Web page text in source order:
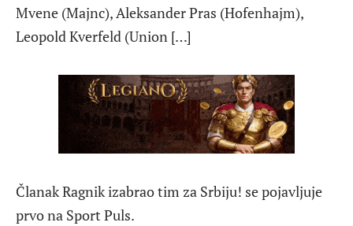
Mvene (Majnc), Aleksander Pras (Hofenhajm),
Leopold Kverfeld (Union […]
Članak Ragnik izabrao tim za Srbiju! se pojavljuje
prvo na Sport Puls.